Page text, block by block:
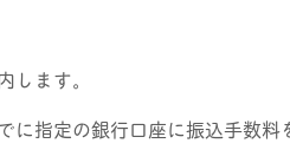
ます。
指定の銀行口座に振込手数料